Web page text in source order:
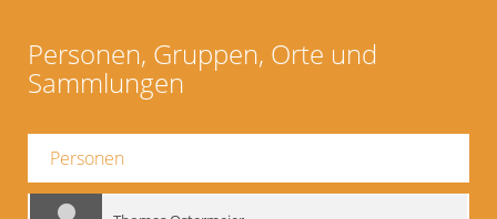
Personen, Gruppen, Orte und
Sammlungen
Personen